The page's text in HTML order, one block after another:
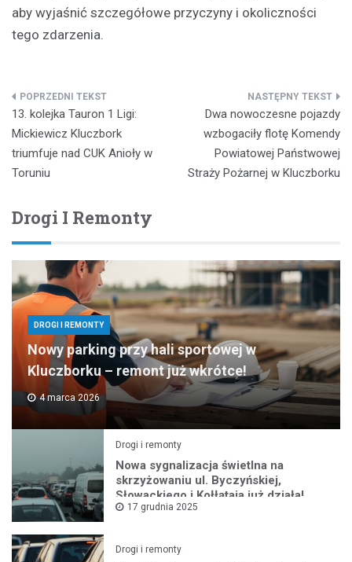
aby wyjaśnić szczegółowe przyczyny i okoliczności
tego zdarzenia.
Nawigacja
wpisu
13. kolejka Tauron 1 Ligi:
Mickiewicz Kluczbork
triumfuje nad CUK Anioły w
Toruniu
Dwa nowoczesne pojazdy
wzbogaciły flotę Komendy
Powiatowej Państwowej
Straży Pożarnej w Kluczborku
Drogi I Remonty
DROGI I REMONTY
Nowy parking przy hali sportowej w
Kluczborku – remont już wkrótce!
4 marca 2026
Drogi i remonty
Nowa sygnalizacja świetlna na
skrzyżowaniu ul. Byczyńskiej,
Słowackiego i Kołłątaja już działa!
17 grudnia 2025
Drogi i remonty